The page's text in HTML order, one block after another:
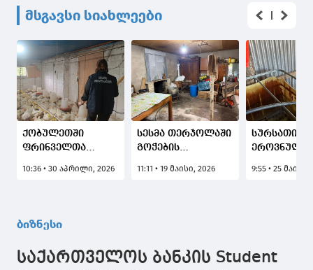
მსგავსი სიახლეები
ქობულეთში
ფრინველთა
შეუჩერდა
საწარმოო
10:36 • 30 აპრილი, 2026
სესმა თერჯოლაში
გოჭების
11:11 • 19 მაისი, 2026
სურსათის
ეროვნულმა
9:55 • 25 მაისი,
ბიზნესი
საქართველოს ბანკის Student